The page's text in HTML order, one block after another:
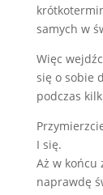
samych w
Więc
się o sobie
podczas
I się.
Aż w końcu
naprawdę